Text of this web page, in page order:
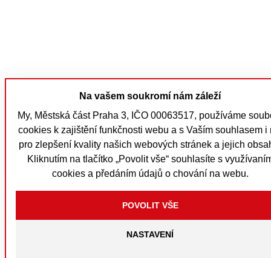
Na vašem soukromí nám záleží
My, Městská část Praha 3, IČO 00063517, používáme
cookies k zajištění funkčnosti webu a s Vaším souhlasem i
pro zlepšení kvality našich webových stránek a jejich
Kliknutím na tlačítko „Povolit vše“ souhlasíte s
cookies a předáním údajů o chování na webu.
NASTAVENÍ